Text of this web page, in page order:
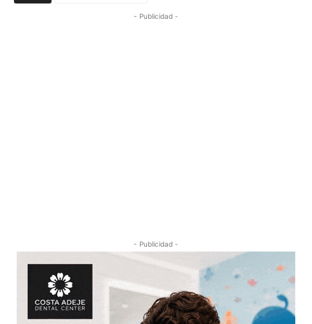
- Publicidad -
- Publicidad -